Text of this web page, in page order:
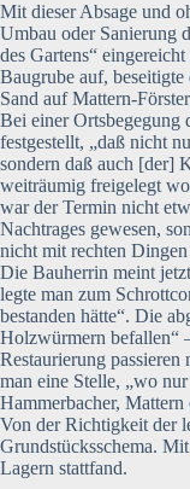
Mit dieser Absage und
Umbau oder Sanierung
des Gartens“
Baugrube auf, beseitigte
Sand auf Mattern-
Bei einer Ortsbegegung
festgestellt, „daß nicht
sondern daß auch [der]
weiträumig freigelegt
war der Termin nicht
Nachtrages gewesen,
nicht mit rechten Dingen
Die Bauherrin meint
legte man zum
bestanden hätte“. Die
Holzwürmern befallen“
Restaurierung
man eine Stelle, „wo
Hammerbacher, Mattern
Von der Richtigkeit der
Grundstücksschema.
Lagern stattfand.